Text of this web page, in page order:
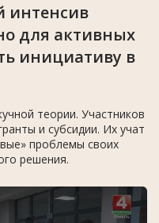
интенсив
для активных
инициативу в
теории. Участников
и субсидии. Их учат
проблемы своих
решения.